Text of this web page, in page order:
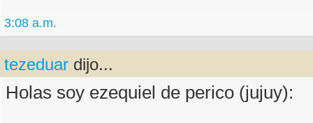
3:08 a.m.
tezeduar dijo...
Holas soy ezequiel de perico (jujuy):